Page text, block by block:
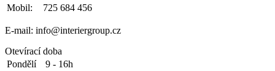
Mobil:
725 684 456
E-mail: info@interiergroup.cz
Otevírací doba
Pondělí
9 - 16h